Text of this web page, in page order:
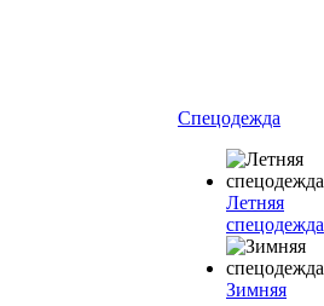
Спецодежда
Летняя
спецодежда
Зимняя